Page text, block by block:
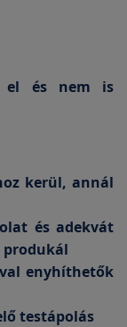
el és nem is
kerül, annál
és adekvát
produkál
enyhíthetők
testápolás